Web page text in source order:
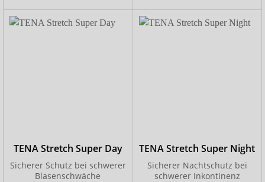
TENA Stretch Super Day
Sicherer Schutz bei schwerer
Blasenschwäche
TENA Stretch Super Night
Sicherer Nachtschutz bei
schwerer Inkontinenz